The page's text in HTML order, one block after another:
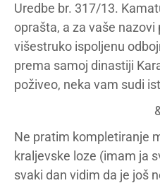
Uredbe br. 317/13.
oprašta, a za vaše nazovi
višestruko ispoljenu
prema samoj dinastiji
poživeo, neka vam sudi
Ne pratim kompletiranje
kraljevske loze (imam ja
svaki dan vidim da je još